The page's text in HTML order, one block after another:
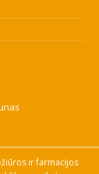
ir farmacijos